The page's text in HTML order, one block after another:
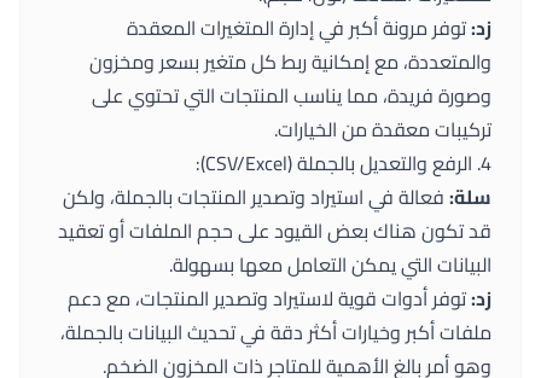
زد:توفر مرونة أكبر في إدارة المتغيرات المعقدة
والمتعددة، مع إمكانية ربط كل متغير بسعر ومخزون
وصورة فريدة، مما يناسب المنتجات التي تحتوي على
تركيبات معقدة من الخيارات.
4. الرفع والتعديل بالجملة (CSV/Excel):
سلة:فعالة في استيراد وتصدير المنتجات بالجملة، ولكن
قد تكون هناك بعض القيود على حجم الملفات أو تعقيد
البيانات التي يمكن التعامل معها بسهولة.
زد:توفر أدوات قوية لاستيراد وتصدير المنتجات، مع دعم
ملفات أكبر وخيارات أكثر دقة في تحديث البيانات بالجملة،
وهو أمر بالغ الأهمية للمتاجر ذات المخزون الضخم.